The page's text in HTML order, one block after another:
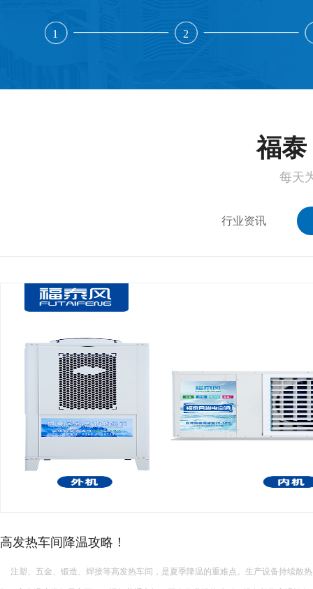
1 2
福泰
每天
行业资讯
厂房高温降温常见的降温设备…
厂房高温降温常见的降温设备有哪些 厂房高温降温常见的降温设备多种多样，每种设备都有其独特的功能和适